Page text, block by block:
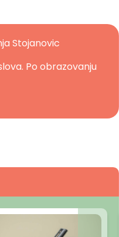
Stojanovic
Po obrazovanju